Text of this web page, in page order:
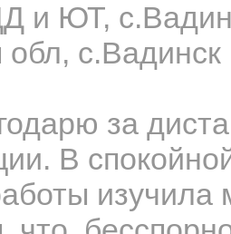
и ЮТ,
обл, с.Вадинск
за
В
изучила